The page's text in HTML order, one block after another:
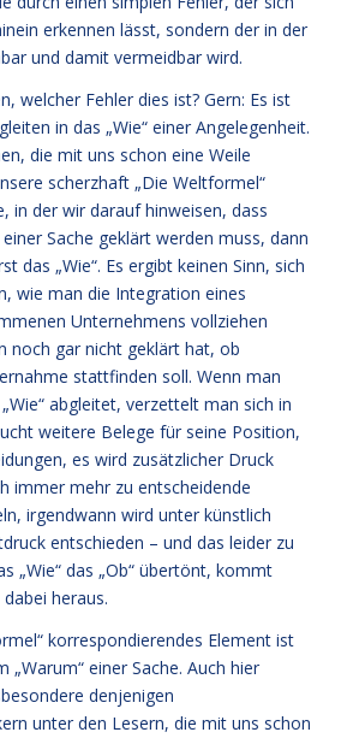
erkennen lässt, sondern der in der
und damit vermeidbar wird.
welcher Fehler dies ist? Gern: Es ist
in das „Wie“ einer Angelegenheit.
die mit uns schon eine Weile
scherzhaft „Die Weltformel“
in der wir darauf hinweisen, dass
einer Sache geklärt werden muss, dann
das „Wie“. Es ergibt keinen Sinn, sich
wie man die Integration eines
Unternehmens vollziehen
noch gar nicht geklärt hat, ob
stattfinden soll. Wenn man
abgleitet, verzettelt man sich in
weitere Belege für seine Position,
es wird zusätzlicher Druck
immer mehr zu entscheidende
irgendwann wird unter künstlich
entschieden – und das leider zu
„Wie“ das „Ob“ übertönt, kommt
heraus.
korrespondierendes Element ist
„Warum“ einer Sache. Auch hier
denjenigen
unter den Lesern, die mit uns schon